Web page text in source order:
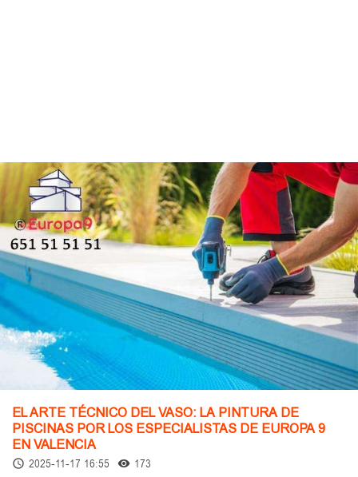
EL ARTE TÉCNICO DEL VASO: LA PINTURA DE
PISCINAS POR LOS ESPECIALISTAS DE EUROPA 9
EN VALENCIA
access_time 2025-11-17 16:55 remove_red_eye 173